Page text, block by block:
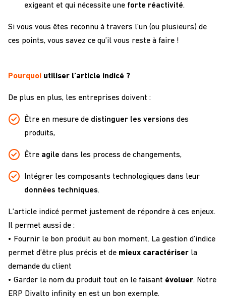
exigeant et qui nécessite une forte réactivité.
Si vous vous êtes reconnu à travers l’un (ou plusieurs) de
ces points, vous savez ce qu’il vous reste à faire !
Pourquoi utiliser l’article indicé ?
De plus en plus, les entreprises doivent :
Être en mesure de distinguer les versions des
produits,
Être agile dans les process de changements,
Intégrer les composants technologiques dans leur
données techniques.
L’article indicé permet justement de répondre à ces enjeux.
Il permet aussi de :
• Fournir le bon produit au bon moment. La gestion d’indice
permet d’être plus précis et de mieux caractériser la
demande du client
• Garder le nom du produit tout en le faisant évoluer. Notre
ERP Divalto infinity en est un bon exemple.